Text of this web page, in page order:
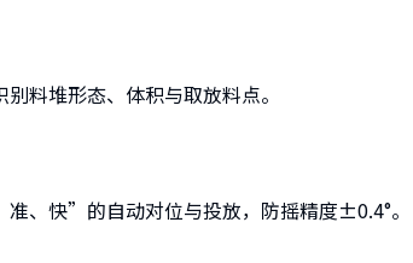
料堆形态、体积与取放料点。
、快”的自动对位与投放，防摇精度±0.4°。